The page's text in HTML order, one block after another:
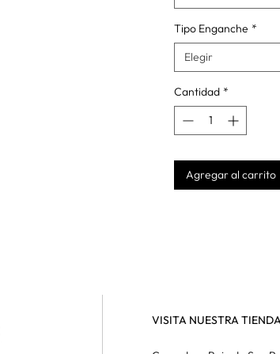
Tipo Enganche *
Elegir
Cantidad *
Agregar al carrito
VISITA NUESTRA